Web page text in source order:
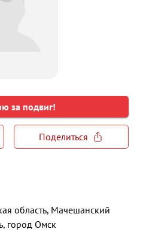
за подвиг!
Поделиться
область, Мачешанский
город Омск